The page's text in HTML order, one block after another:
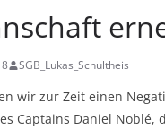
SGB_Lukas_Schultheis
wir zur Zeit einen
Captains Daniel